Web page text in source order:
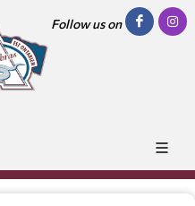
Follow us on